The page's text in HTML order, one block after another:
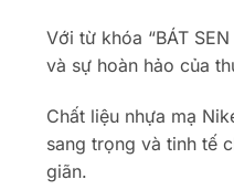
Với từ khóa “BÁT
và sự hoàn hảo của
Chất liệu nhựa mạ
sang trọng và tinh tế
giãn.